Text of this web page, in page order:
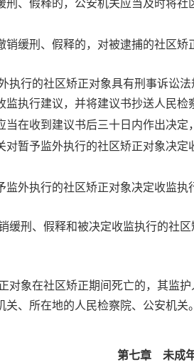
刑、假释的，公安机关应当及时将
销缓刑、假释的，对被逮捕的社区
执行的社区矫正对象具有刑事诉讼
监执行建议，并将建议书抄送人民检
当在收到建议书后三十日内作出决
对暂予监外执行的社区矫正对象决
监外执行的社区矫正对象决定收监
缓刑、假释和被决定收监执行的社
对象在社区矫正期间死亡的，其监
关、所在地的人民检察院、公安机关
第七章 未成